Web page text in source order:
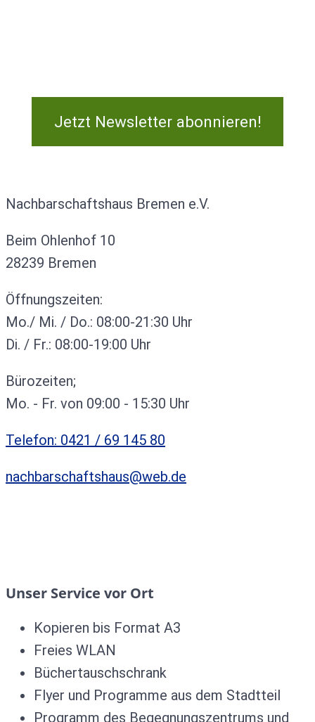
Jetzt Newsletter abonnieren!
Nachbarschaftshaus Bremen e.V.
Beim Ohlenhof 10
28239 Bremen
Öffnungszeiten:
Mo./ Mi. / Do.: 08:00-21:30 Uhr
Di. / Fr.: 08:00-19:00 Uhr
Bürozeiten;
Mo. - Fr. von 09:00 - 15:30 Uhr
Telefon: 0421 / 69 145 80
nachbarschaftshaus@web.de
Unser Service vor Ort
Kopieren bis Format A3
Freies WLAN
Büchertauschschrank
Flyer und Programme aus dem Stadtteil
Programm des Begegnungszentrums und